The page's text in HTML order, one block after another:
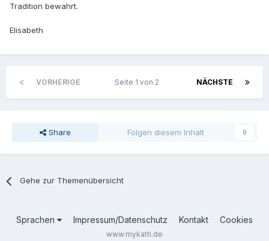
Tradition bewahrt.
Elisabeth
VORHERIGE NÄCHSTE
Seite 1 von 2
Share Folgen diesem Inhalt 0
Gehe zur Themenübersicht
Sprachen Impressum/Datenschutz Kontakt Cookies
www.mykath.de